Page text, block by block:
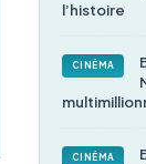
l’histoire
CINÉMA
CINÉMA